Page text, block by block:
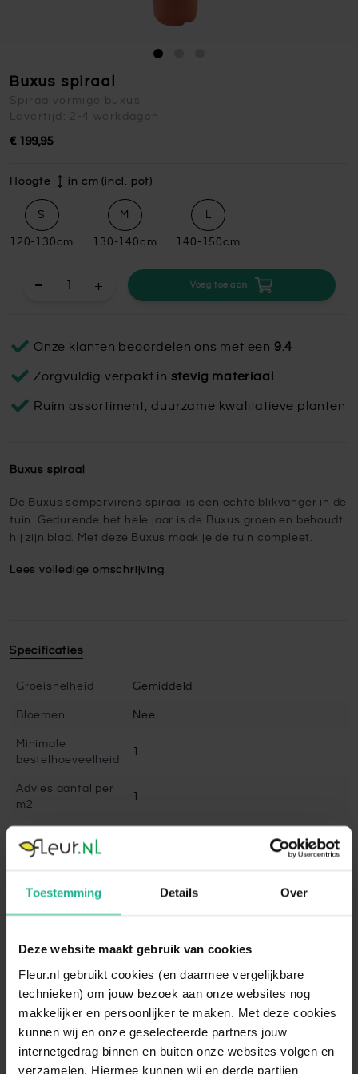
Toestemming Details Over
Deze website maakt gebruik van cookies
Fleur.nl gebruikt cookies (en daarmee vergelijkbare
technieken) om jouw bezoek aan onze websites nog
makkelijker en persoonlijker te maken. Met deze cookies
kunnen wij en onze geselecteerde partners jouw
internetgedrag binnen en buiten onze websites volgen en
verzamelen. Hiermee kunnen wij en derde partijen
Buxus spiraal
Spiraalvormige buxus
Levertijd: 2-4 werkdagen
€ 199,95
Hoogte in cm (incl. pot)
S
120-130cm
M
130-140cm
L
140-150cm
+ Voeg toe aan
Onze klanten beoordelen ons met een 9.4
Zorgvuldig verpakt in stevig materiaal
Ruim assortiment, duurzame kwalitatieve planten
Buxus spiraal
De Buxus sempervirens spiraal is een echte blikvanger in de
tuin. Gedurende het hele jaar is de Buxus groen en behoudt
hij zijn blad. Met deze Buxus maak je de tuin compleet.
Lees volledige omschrijving
Specificaties
Groeisnelheid Gemiddeld
Bloemen Nee
Minimale
bestelhoeveelheid
Advies aantal per
m2
Snoeimaand April, September
Winterhard Goed winterhard
Bladbehoudend Ja
Bladkleur Groen
Vruchtdragend Nee
Standplaats Halfschaduw, Schaduw, Zonnig